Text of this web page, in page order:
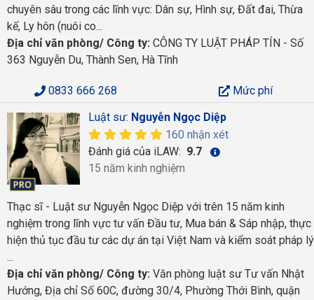
chuyên sâu trong các lĩnh vực: Dân sự, Hình sự, Đất đai, Thừa
kế, Ly hôn (nuôi co...
Địa chỉ văn phòng/ Công ty: CÔNG TY LUẬT PHÁP TÍN - Số
363 Nguyễn Du, Thành Sen, Hà Tĩnh
0833 666 268
Mức phí
Luật sư: Nguyễn Ngọc Diệp
160 nhận xét
Đánh giá của iLAW: 9.7
15 năm kinh nghiệm
Thạc sĩ - Luật sư Nguyễn Ngọc Diệp với trên 15 năm kinh
nghiệm trong lĩnh vực tư vấn Đầu tư, Mua bán & Sáp nhập, thực
hiện thủ tục đầu tư các dự án tại Việt Nam và kiểm soát pháp lý
...
Địa chỉ văn phòng/ Công ty: Văn phòng luật sư Tư vấn Nhật
Hướng, Địa chỉ Số 60C, đường 30/4, Phường Thới Bình, quận